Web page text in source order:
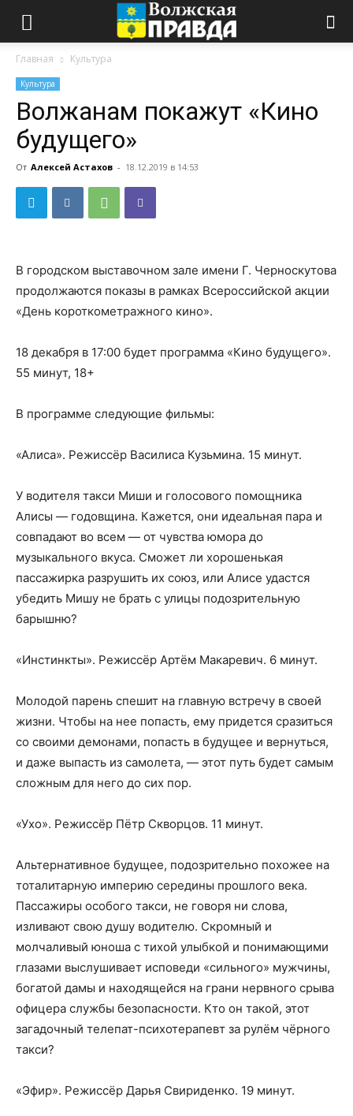
Главная Культура
Культура
Волжанам покажут «Кино
будущего»
От Алексей Астахов - 18.12.2019 в 14:53
В городском выставочном зале имени Г. Черноскутова
продолжаются показы в рамках Всероссийской акции
«День короткометражного кино».
18 декабря в 17:00 будет программа «Кино будущего».
55 минут, 18+
В программе следующие фильмы:
«Алиса». Режиссёр Василиса Кузьмина. 15 минут.
У водителя такси Миши и голосового помощника
Алисы — годовщина. Кажется, они идеальная пара и
совпадают во всем — от чувства юмора до
музыкального вкуса. Сможет ли хорошенькая
пассажирка разрушить их союз, или Алисе удастся
убедить Мишу не брать с улицы подозрительную
барышню?
«Инстинкты». Режиссёр Артём Макаревич. 6 минут.
Молодой парень спешит на главную встречу в своей
жизни. Чтобы на нее попасть, ему придется сразиться
со своими демонами, попасть в будущее и вернуться,
и даже выпасть из самолета, — этот путь будет самым
сложным для него до сих пор.
«Ухо». Режиссёр Пётр Скворцов. 11 минут.
Альтернативное будущее, подозрительно похожее на
тоталитарную империю середины прошлого века.
Пассажиры особого такси, не говоря ни слова,
изливают свою душу водителю. Скромный и
молчаливый юноша с тихой улыбкой и понимающими
глазами выслушивает исповеди «сильного» мужчины,
богатой дамы и находящейся на грани нервного срыва
офицера службы безопасности. Кто он такой, этот
загадочный телепат-психотерапевт за рулём чёрного
такси?
«Эфир». Режиссёр Дарья Свириденко. 19 минут.